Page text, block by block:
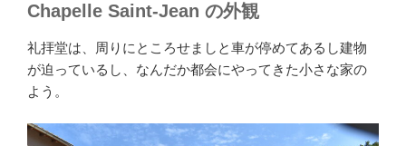
Chapelle Saint-Jean の外観
礼拝堂は、周りにところせましと車が停めてあるし建物
が迫っているし、なんだか都会にやってきた小さな家の
よう。